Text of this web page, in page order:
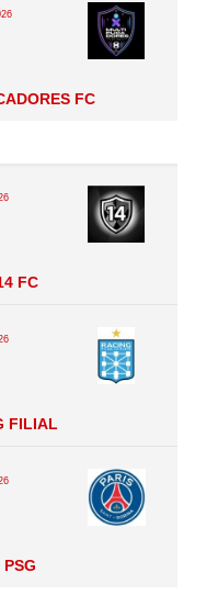
FC
FC
Filial